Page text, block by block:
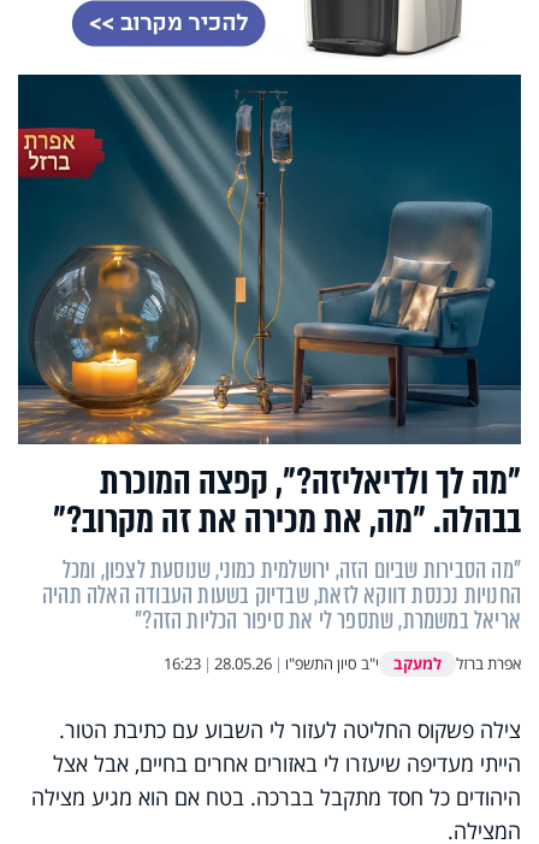
"מה לך ולדיאליזה?", קפצה המוכרת
בבהלה. "מה, את מכירה את זה מקרוב?"
"מה הסבירות שביום הזה, ירושלמית כמוני, שנוסעת לצפון, ומכל
החנויות נכנסת דווקא לזאת, שבדיוק בשעות העבודה האלה תהיה
אריאל במשמרת, שתספר לי את סיפור הכליות הזה?"
אפרת ברזל למעקב י"ב סיון התשפ"ו |
28.05.26
|
16:23
צילה פשקוס החליטה לעזור לי השבוע עם כתיבת הטור.
הייתי מעדיפה שיעזרו לי באזורים אחרים בחיים, אבל אצל
היהודים כל חסד מתקבל בברכה. בטח אם הוא מגיע מצילה
המצילה.